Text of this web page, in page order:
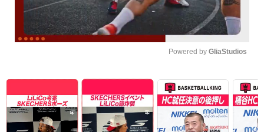
Powered by GliaStudios